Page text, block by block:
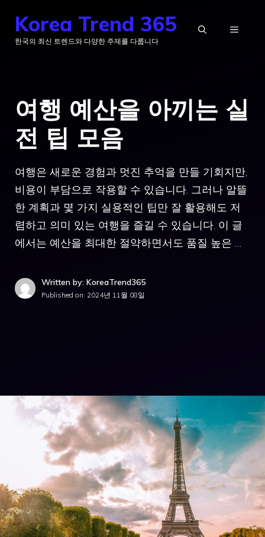
Korea Trend 365
한국의 최신 트렌드와 다양한 주제를 다룹니다
메
여행 예산을 아끼는 실
전 팁 모음
여행은 새로운 경험과 멋진 추억을 만들 기회지만,
비용이 부담으로 작용할 수 있습니다. 그러나 알뜰
한 계획과 몇 가지 실용적인 팁만 잘 활용해도 저
렴하고 의미 있는 여행을 즐길 수 있습니다. 이 글
에서는 예산을 최대한 절약하면서도 품질 높은 …
Written by: KoreaTrend365
Published on: 2024년 11월 08일